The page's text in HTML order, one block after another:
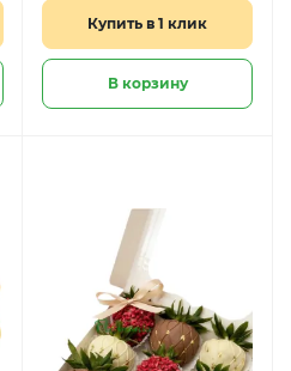
Купить в 1 клик
В корзину